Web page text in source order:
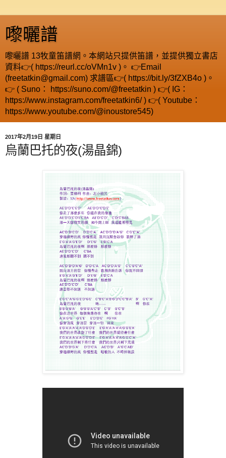
嚟曬譜
嚟曬譜 13牧童笛譜網。本網站只提供笛譜，並提供獨立書店
資料👉( https://reurl.cc/oVMn1v )。 👉Email
(freetatkin@gmail.com) 求譜區👉( https://bit.ly/3fZXB4o )。
👉 ( Suno： https://suno.com/@freetatkin ) 👉( IG：
https://www.instagram.com/freetatkin6/ ) 👉( Youtube：
https://www.youtube.com/@inoustore545)
2017年2月19日 星期日
烏蘭巴托的夜(湯晶錦)